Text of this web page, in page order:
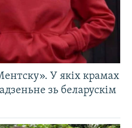
У якіх крамах
зь беларускім